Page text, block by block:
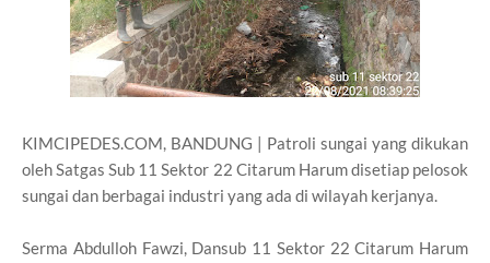
KIMCIPEDES.COM, BANDUNG | Patroli sungai yang dikukan
oleh Satgas Sub 11 Sektor 22 Citarum Harum disetiap pelosok
sungai dan berbagai industri yang ada di wilayah kerjanya.
Serma Abdulloh Fawzi, Dansub 11 Sektor 22 Citarum Harum